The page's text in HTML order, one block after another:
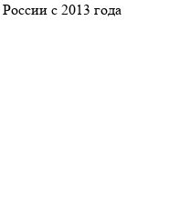
с 2013 года